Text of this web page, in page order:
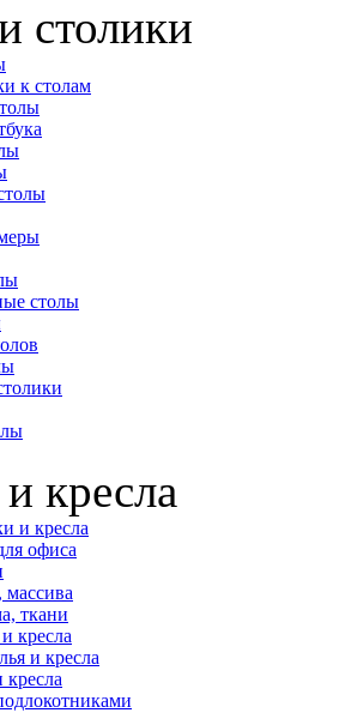
столики
к столам
столы
кресла
и кресла
офиса
массива
ткани
кресла
и кресла
кресла